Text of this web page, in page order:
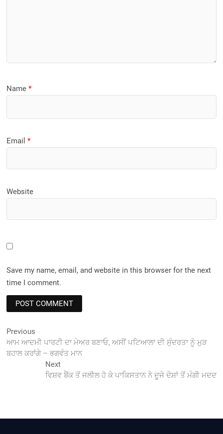
Name*
Email*
Website
Save my name, email, and website in this browser for the next
time I comment.
Post
navigation
Previous
post:
ਆਮ ਆਦਮੀ ਪਾਰਟੀ ਦਾ ਮੇਅਰ ਬਣਾਓ, ਅਸੀਂ ਪਟਿਆਲਾ ਦੀ ਸੁੰਦਰਤਾ ਨੂੰ ਮੁੜ
ਬਹਾਲ ਕਰਾਂਗੇ – ਭਗਵੰਤ ਮਾਨ
NextNext
post:
ਵਿਸ਼ਵ ਬੈਂਕ ਤੋਂ ਜਲੀਲ ਹੋ ਕੇ ਪਾਕਿਸਤਾਨ ਨੇ ਦੂਜੇ ਦੇਸ਼ਾਂ ਤੋਂ ਮੰਗੀ ਮਦਦ